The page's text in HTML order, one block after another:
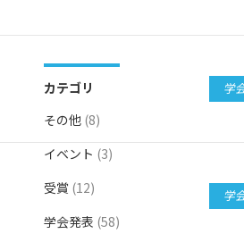
学
学
カテゴリ
その他 (8)
イベント (3)
受賞 (12)
学会発表 (58)